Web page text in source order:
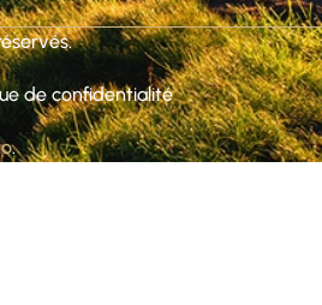
de confidentialité
.